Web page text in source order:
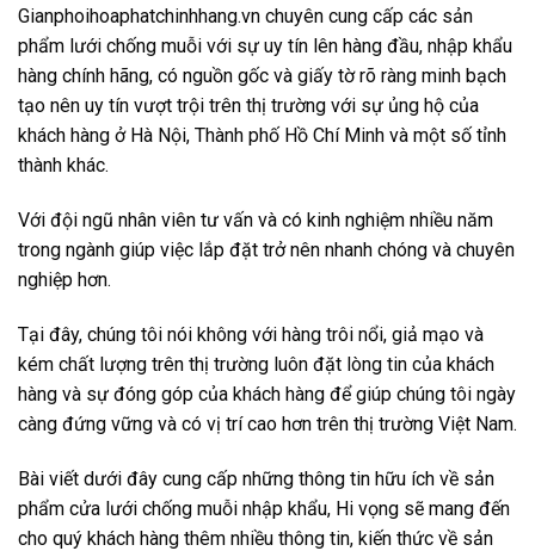
Gianphoihoaphatchinhhang.vn chuyên cung cấp các sản
phẩm lưới chống muỗi với sự uy tín lên hàng đầu, nhập khẩu
hàng chính hãng, có nguồn gốc và giấy tờ rõ ràng minh bạch
tạo nên uy tín vượt trội trên thị trường với sự ủng hộ của
khách hàng ở Hà Nội, Thành phố Hồ Chí Minh và một số tỉnh
thành khác.
Với đội ngũ nhân viên tư vấn và có kinh nghiệm nhiều năm
trong ngành giúp việc lắp đặt trở nên nhanh chóng và chuyên
nghiệp hơn.
Tại đây, chúng tôi nói không với hàng trôi nổi, giả mạo và
kém chất lượng trên thị trường luôn đặt lòng tin của khách
hàng và sự đóng góp của khách hàng để giúp chúng tôi ngày
càng đứng vững và có vị trí cao hơn trên thị trường Việt Nam.
Bài viết dưới đây cung cấp những thông tin hữu ích về sản
phẩm cửa lưới chống muỗi nhập khẩu, Hi vọng sẽ mang đến
cho quý khách hàng thêm nhiều thông tin, kiến thức về sản